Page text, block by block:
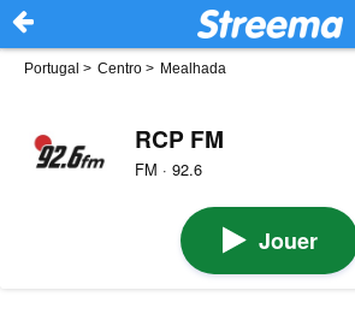
Portugal > Centro > Mealhada
RCP FM
FM · 92.6
Jouer